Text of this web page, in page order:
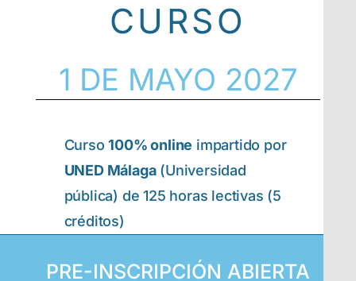
CURSO
1 DE MAYO 2027
Curso100% online impartido por
UNED Málaga(Universidad
pública) de 125 horas lectivas (5
créditos)
PRE-INSCRIPCIÓN ABIERTA